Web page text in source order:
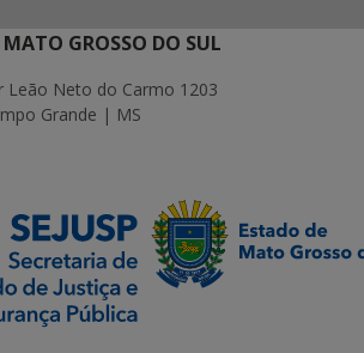
GROSSO DO SUL
Leão Neto do Carmo 1203
Grande | MS